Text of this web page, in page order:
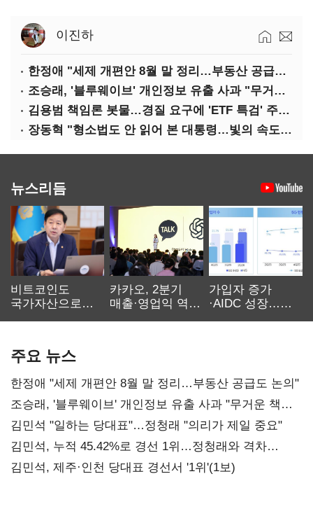
이진하
한정애 "세제 개편안 8월 말 정리…부동산 공급도 논의"
조승래, '블루웨이브' 개인정보 유출 사과 "무거운 책임 통감"
김용범 책임론 봇물…경질 요구에 'ETF 특검' 주장까지
장동혁 "형소법도 안 읽어 본 대통령…빛의 속도로 무너질 것"
뉴스리듬
비트코인도
국가자산으로…'
카카오, 2분기
매출·영업익 역대
가입자 증가
·AIDC 성장…
주요 뉴스
한정애 "세제 개편안 8월 말 정리…부동산 공급도 논의"
조승래, '블루웨이브' 개인정보 유출 사과 "무거운 책임
통감"
김민석 "일하는 당대표"…정청래 "의리가 제일 중요"
김민석, 누적 45.42%로 경선 1위…정청래와 격차
0.86%p(2보)
김민석, 제주·인천 당대표 경선서 '1위'(1보)